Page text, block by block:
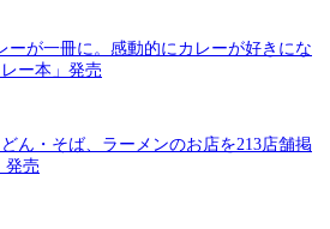
ーが一冊に。感動的にカレーが好きにな
ー本」発売
ん・そば、ラーメンのお店を213店舗掲
発売